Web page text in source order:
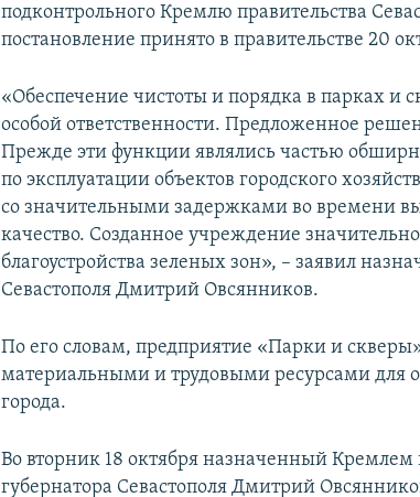
подконтрольного Кремлю правительства
постановление принято в правительстве 20
«Обеспечение чистоты и порядка в парках и
особой ответственности. Предложенное
Прежде эти функции являлись частью
по эксплуатации объектов городского
со значительными задержками во времени
качество. Созданное учреждение
благоустройства зеленых зон», – заявил
Севастополя Дмитрий Овсянников.
По его словам, предприятие «Парки и
материальными и трудовыми ресурсами для
города.
Во вторник 18 октября назначенный
губернатора Севастополя Дмитрий